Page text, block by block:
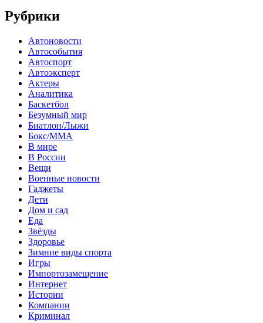
Рубрики
Автоновости
Автособытия
Автоспорт
Автоэксперт
Актеры
Аналитика
Баскетбол
Безумный мир
Биатлон/Лыжи
Бокс/MMA
В мире
В России
Вещи
Военные новости
Гаджеты
Дети
Дом и сад
Еда
Звёзды
Здоровье
Зимние виды спорта
Игры
Импортозамещение
Интернет
Истории
Компании
Криминал